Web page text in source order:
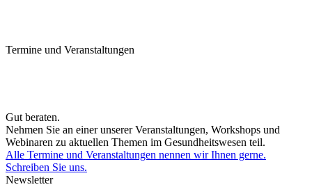
Termine und Veranstaltungen
Gut beraten.
Nehmen Sie an einer unserer Veranstaltungen, Workshops und
Webinaren zu aktuellen Themen im Gesundheitswesen teil.
Alle Termine und Veranstaltungen nennen wir Ihnen gerne.
Schreiben Sie uns.
Newsletter